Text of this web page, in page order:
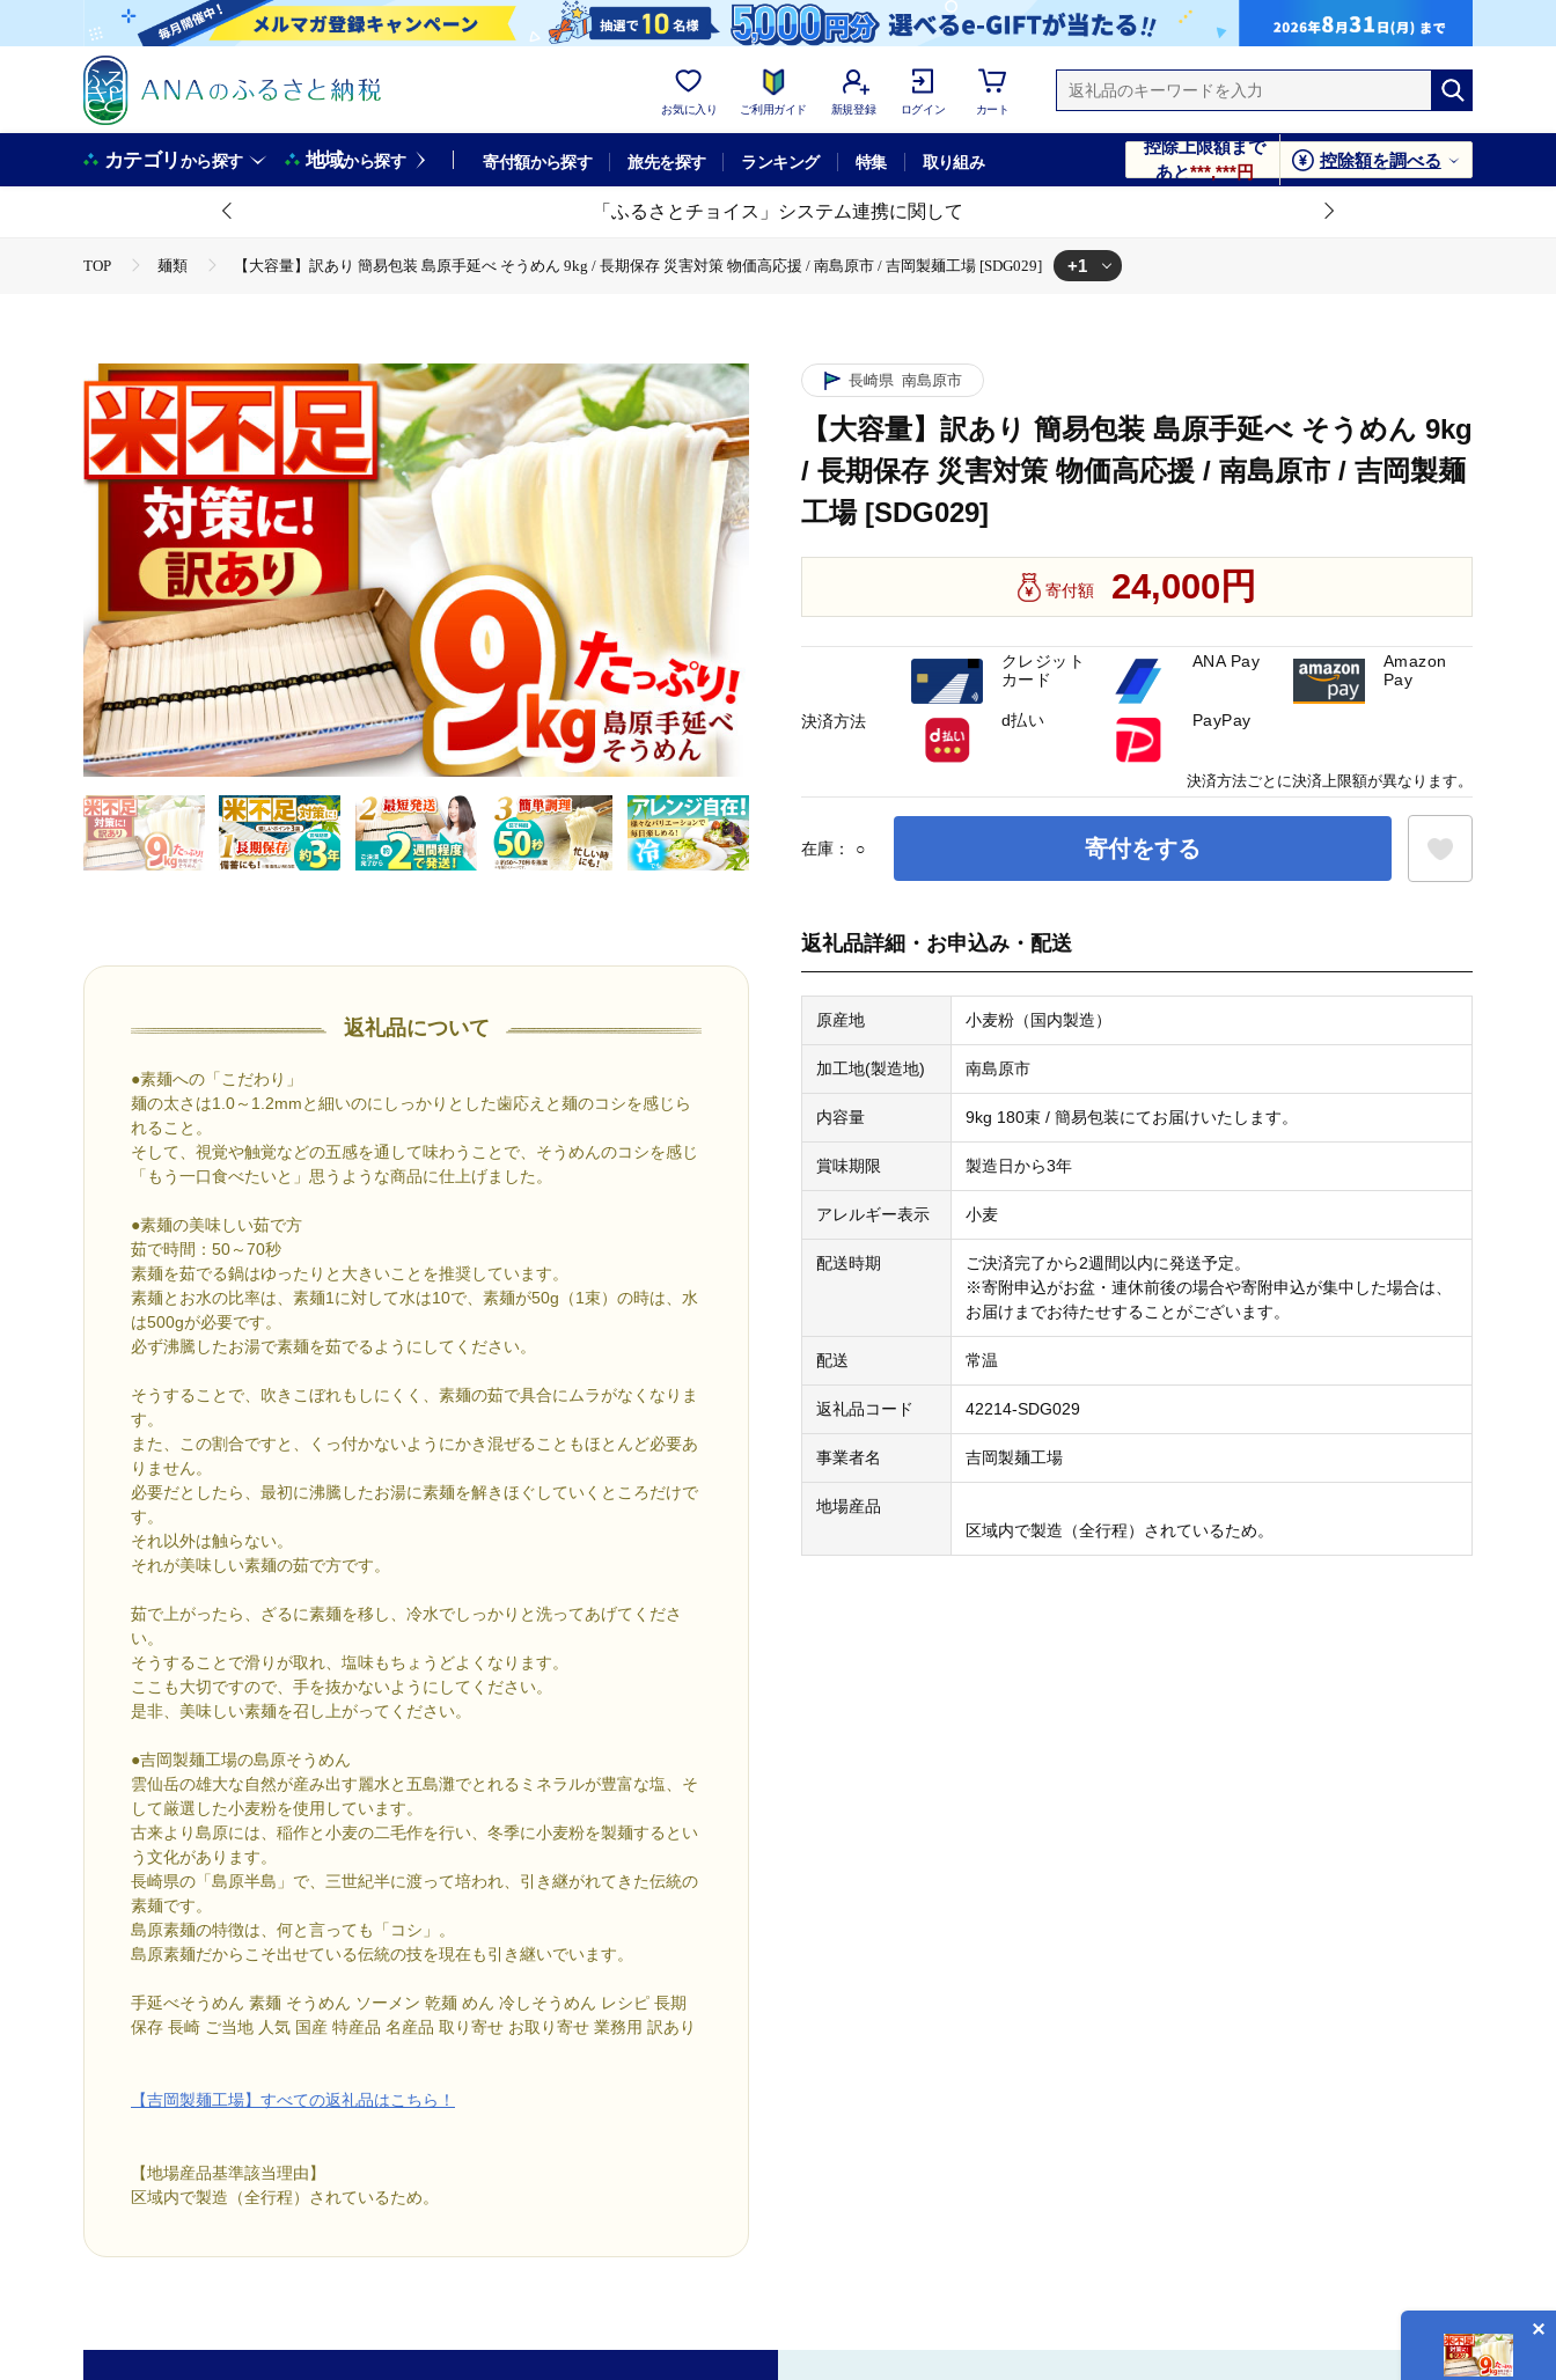
お気に入り ご利用ガイド 新規登録 ログイン カート
カテゴリから探す 地域から探す 寄付額から探す 旅先を探す ランキング 特集 取り組み
控除上限額まで
あと***,***円
控除額を調べる
「ふるさとチョイス」システム連携に関して
TOP 麺類 【大容量】訳あり 簡易包装 島原手延べ そうめん 9kg / 長期保存 災害対策 物価高応援 / 南島原市 / 吉岡製麺工場 [SDG029] +1
返礼品について
●素麺への「こだわり」
麺の太さは1.0～1.2mmと細いのにしっかりとした歯応えと麺のコシを感じら
れること。
そして、視覚や触覚などの五感を通して味わうことで、そうめんのコシを感じ
「もう一口食べたいと」思うような商品に仕上げました。
●素麺の美味しい茹で方
茹で時間：50～70秒
素麺を茹でる鍋はゆったりと大きいことを推奨しています。
素麺とお水の比率は、素麺1に対して水は10で、素麺が50g（1束）の時は、水
は500gが必要です。
必ず沸騰したお湯で素麺を茹でるようにしてください。
そうすることで、吹きこぼれもしにくく、素麺の茹で具合にムラがなくなりま
す。
また、この割合ですと、くっ付かないようにかき混ぜることもほとんど必要あ
りません。
必要だとしたら、最初に沸騰したお湯に素麺を解きほぐしていくところだけで
す。
それ以外は触らない。
それが美味しい素麺の茹で方です。
茹で上がったら、ざるに素麺を移し、冷水でしっかりと洗ってあげてくださ
い。
そうすることで滑りが取れ、塩味もちょうどよくなります。
ここも大切ですので、手を抜かないようにしてください。
是非、美味しい素麺を召し上がってください。
●吉岡製麺工場の島原そうめん
雲仙岳の雄大な自然が産み出す麗水と五島灘でとれるミネラルが豊富な塩、そ
して厳選した小麦粉を使用しています。
古来より島原には、稲作と小麦の二毛作を行い、冬季に小麦粉を製麺するとい
う文化があります。
長崎県の「島原半島」で、三世紀半に渡って培われ、引き継がれてきた伝統の
素麺です。
島原素麺の特徴は、何と言っても「コシ」。
島原素麺だからこそ出せている伝統の技を現在も引き継いでいます。
手延べそうめん 素麺 そうめん ソーメン 乾麺 めん 冷しそうめん レシピ 長期
保存 長崎 ご当地 人気 国産 特産品 名産品 取り寄せ お取り寄せ 業務用 訳あり
【吉岡製麺工場】すべての返礼品はこちら！
【地場産品基準該当理由】
区域内で製造（全行程）されているため。
長崎県 南島原市
【大容量】訳あり 簡易包装 島原手延べ そうめん 9kg
/ 長期保存 災害対策 物価高応援 / 南島原市 / 吉岡製麺
工場 [SDG029]
寄付額 24,000円
在庫： ○ 寄付をする
返礼品詳細・お申込み・配送
原産地 小麦粉（国内製造）
加工地(製造地) 南島原市
内容量 9kg 180束 / 簡易包装にてお届けいたします。
賞味期限 製造日から3年
アレルギー表示 小麦
配送時期
ご決済完了から2週間以内に発送予定。
※寄附申込がお盆・連休前後の場合や寄附申込が集中した場合は、
お届けまでお待たせすることがございます。
配送 常温
返礼品コード 42214-SDG029
事業者名 吉岡製麺工場
地場産品
区域内で製造（全行程）されているため。
決済方法
クレジット
カード
ANA Pay
Amazon
Pay
d払い PayPay
決済方法ごとに決済上限額が異なります。